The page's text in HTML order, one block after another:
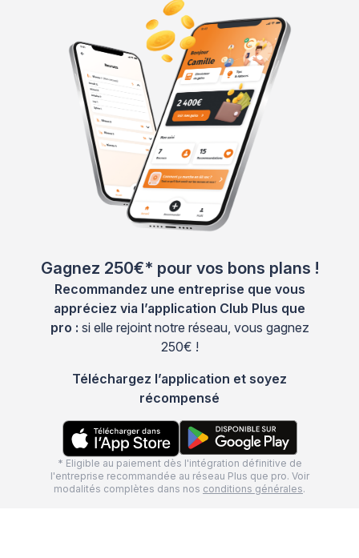
Gagnez 250€* pour vos bons plans !
Recommandez une entreprise que vous
appréciez via l’application Club Plus que
pro : si elle rejoint notre réseau, vous gagnez
250€ !
Téléchargez l’application et soyez
récompensé
* Eligible au paiement dès l'intégration définitive de
l'entreprise recommandée au réseau Plus que pro. Voir
modalités complètes dans nos conditions générales.